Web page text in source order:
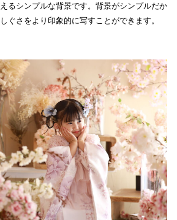
るシンプルな背景です。背景がシンプルだか
ぐさをより印象的に写すことができます。